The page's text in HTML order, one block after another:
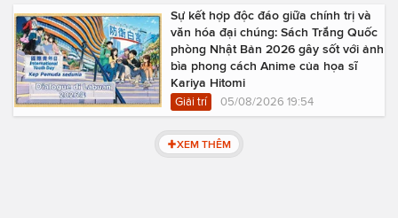
Sự kết hợp độc đáo giữa chính trị và
văn hóa đại chúng: Sách Trắng Quốc
phòng Nhật Bản 2026 gây sốt với ảnh
bìa phong cách Anime của họa sĩ
Kariya Hitomi
Giải trí 05/08/2026 19:54
XEM THÊM